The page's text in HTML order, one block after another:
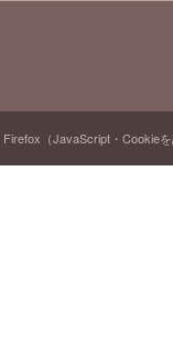
（JavaScript・Cookie